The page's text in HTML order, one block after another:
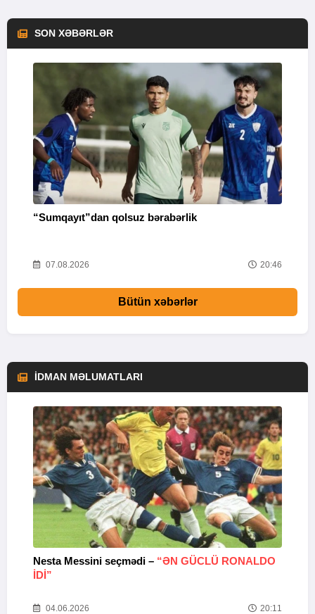
SON XƏBƏRLƏR
“Sumqayıt”dan qolsuz bərabərlik
07.08.2026 20:46
Bütün xəbərlər
İDMAN MƏLUMATLARI
Nesta Messini seçmədi – “ƏN GÜCLÜ RONALDO
IDI”
04.06.2026 20:11